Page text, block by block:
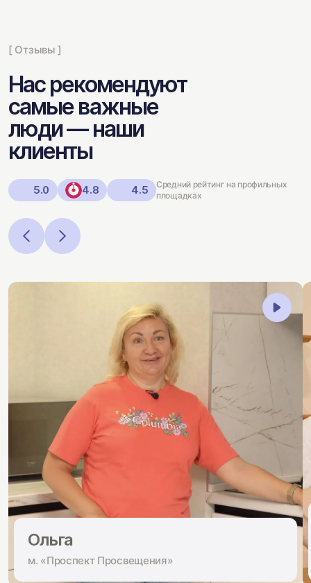
[ Отзывы ]
Нас рекомендуют
самые важные
люди — наши
клиенты
5.0 4.8 4.5
Средний рейтинг на профильных
площадках
Ольга
м. «Проспект Просвещения»